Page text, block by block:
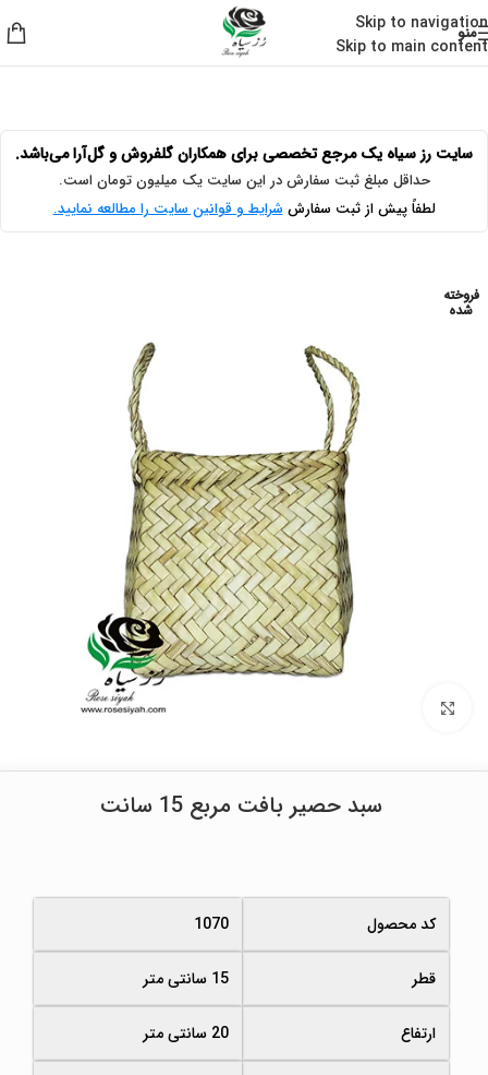
Skip to navigation
Skip to main content
منو
خانه/ حصیر بافی
سایت رز سیاه یک مرجع تخصصی برای همکاران گلفروش و گل‌آرا می‌باشد.
حداقل مبلغ ثبت سفارش در این سایت یک میلیون تومان است.
لطفاً پیش از ثبت سفارششرایط و قوانین سایت را مطالعه نمایید.
فروخته
شده
سبد حصیر بافت مربع 15 سانت
کد محصول 1070
قطر 15 سانتی متر
ارتفاع 20 سانتی متر